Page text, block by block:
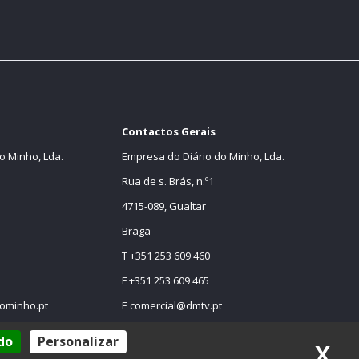
Minho, Lda.
Contactos Gerais
Empresa do Diário do Minho, Lda.
Rua de s. Brás, n.º1
4715-089, Gualtar
Braga
T +351 253 609 460
F +351 253 609 465
E comercial@dmtv.pt
E
Personalizar